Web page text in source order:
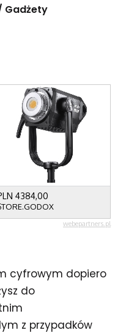
Gadżety
cyfrowym dopiero
do
z przypadków